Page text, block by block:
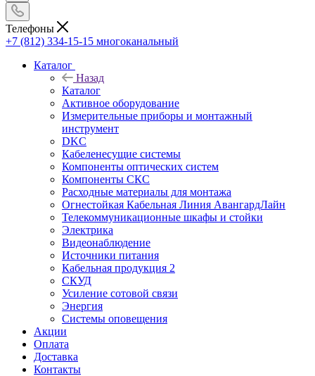
Телефоны
+7 (812) 334-15-15 многоканальный
Каталог
Назад
Каталог
Активное оборудование
Измерительные приборы и монтажный
инструмент
DKC
Кабеленесущие системы
Компоненты оптических систем
Компоненты СКС
Расходные материалы для монтажа
Огнестойкая Кабельная Линия АвангардЛайн
Телекоммуникационные шкафы и стойки
Электрика
Видеонаблюдение
Источники питания
Кабельная продукция 2
СКУД
Усиление сотовой связи
Энергия
Системы оповещения
Акции
Оплата
Доставка
Контакты